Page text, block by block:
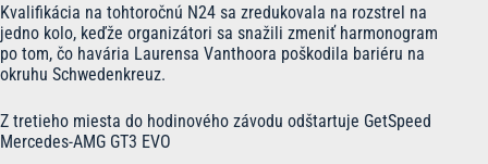
Kvalifikácia na tohtoročnú N24 sa zredukovala na rozstrel na
jedno kolo, keďže organizátori sa snažili zmeniť harmonogram
po tom, čo havária Laurensa Vanthoora poškodila bariéru na
okruhu Schwedenkreuz.
Z tretieho miesta do hodinového závodu odštartuje GetSpeed
Mercedes-AMG GT3 EVO